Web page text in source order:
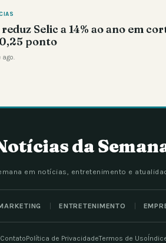
Selic a 14% ao ano em
ponto
da
em notícias, entretenimento e
ENTRETENIMENTO
ContatoPolítica de PrivacidadeTermos de Uso